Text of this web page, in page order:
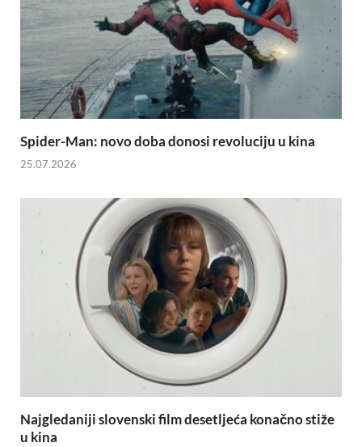
Spider-Man: novo doba donosi revoluciju u kina
25.07.2026
Najgledaniji slovenski film desetljeća konačno stiže
u kina